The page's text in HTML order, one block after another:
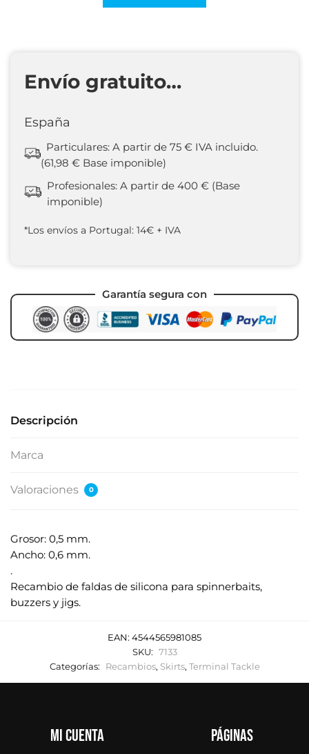
Envío gratuito…
España
Particulares: A partir de 75 € IVA incluido.
(61,98 € Base imponible)
Profesionales: A partir de 400 € (Base
imponible)
*Los envíos a Portugal: 14€ + IVA
Garantía segura con
Descripción
Marca
Valoraciones 0
Grosor: 0,5 mm.
Ancho: 0,6 mm.
.
Recambio de faldas de silicona para spinnerbaits,
buzzers y jigs.
EAN: 4544565981085
SKU: 7133
Categorías:
Recambios, Skirts, Terminal Tackle
Mi cuenta Páginas